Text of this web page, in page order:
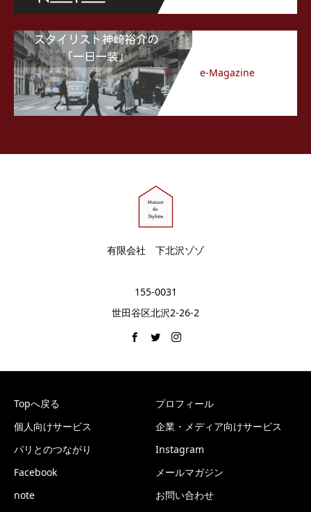
e-Magazine
有限会社 下北沢ゾゾ
155-0031
世田谷区北沢2-26-2
Topへ戻る
プロフィール
個人向けサービス
企業・メディア向けサービス
パリとのつながり
Instagram
Facebook
メールマガジン
note
お問い合わせ